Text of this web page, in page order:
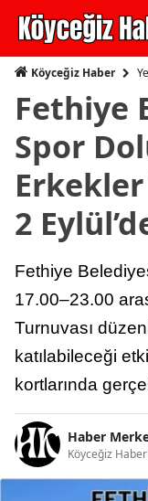
Köyceğiz Haber
Fethiye
Spor
Erkekler
2
Fethiye
17.00–23.00
Turnuvası
katılabileceği
kortlarında
Haber
Köyceğiz